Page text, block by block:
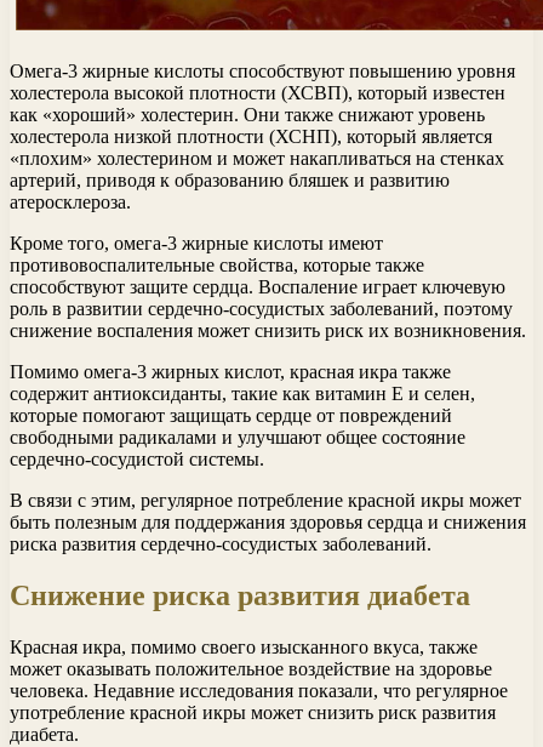
Омега-3 жирные кислоты способствуют повышению уровня
холестерола высокой плотности (ХСВП), который известен
как «хороший» холестерин. Они также снижают уровень
холестерола низкой плотности (ХСНП), который является
«плохим» холестерином и может накапливаться на стенках
артерий, приводя к образованию бляшек и развитию
атеросклероза.
Кроме того, омега-3 жирные кислоты имеют
противовоспалительные свойства, которые также
способствуют защите сердца. Воспаление играет ключевую
роль в развитии сердечно-сосудистых заболеваний, поэтому
снижение воспаления может снизить риск их возникновения.
Помимо омега-3 жирных кислот, красная икра также
содержит антиоксиданты, такие как витамин Е и селен,
которые помогают защищать сердце от повреждений
свободными радикалами и улучшают общее состояние
сердечно-сосудистой системы.
В связи с этим, регулярное потребление красной икры может
быть полезным для поддержания здоровья сердца и снижения
риска развития сердечно-сосудистых заболеваний.
Снижение риска развития диабета
Красная икра, помимо своего изысканного вкуса, также
может оказывать положительное воздействие на здоровье
человека. Недавние исследования показали, что регулярное
употребление красной икры может снизить риск развития
диабета.